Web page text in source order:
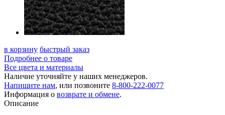
в корзину быстрый заказ
Подробнее о товаре
Все цвета и материалы
Наличие уточняйте у наших менеджеров.
Напишите нам, или позвоните 8-800-222-0077
Информация о возврате и обмене.
Описание